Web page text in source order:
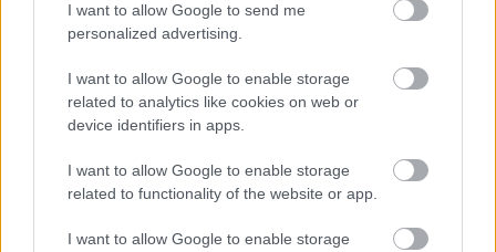
I want to allow Google to send me
personalized advertising.
I want to allow Google to enable storage
related to analytics like cookies on web or
device identifiers in apps.
I want to allow Google to enable storage
related to functionality of the website or app.
I want to allow Google to enable storage